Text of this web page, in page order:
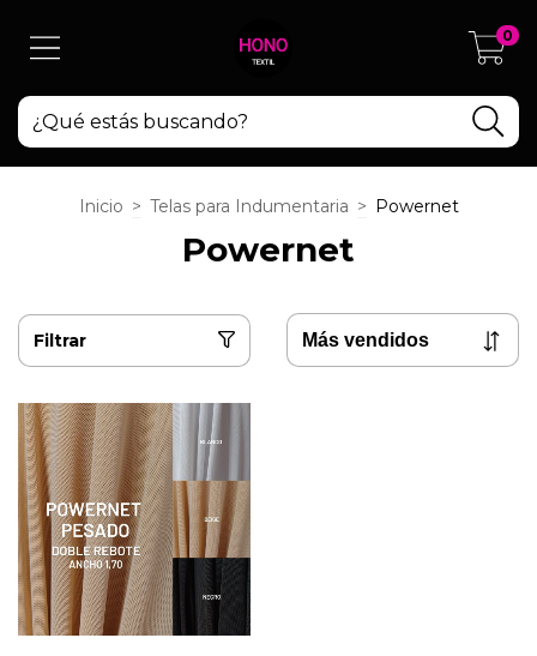
0
Inicio > Telas para Indumentaria > Powernet
Powernet
Filtrar